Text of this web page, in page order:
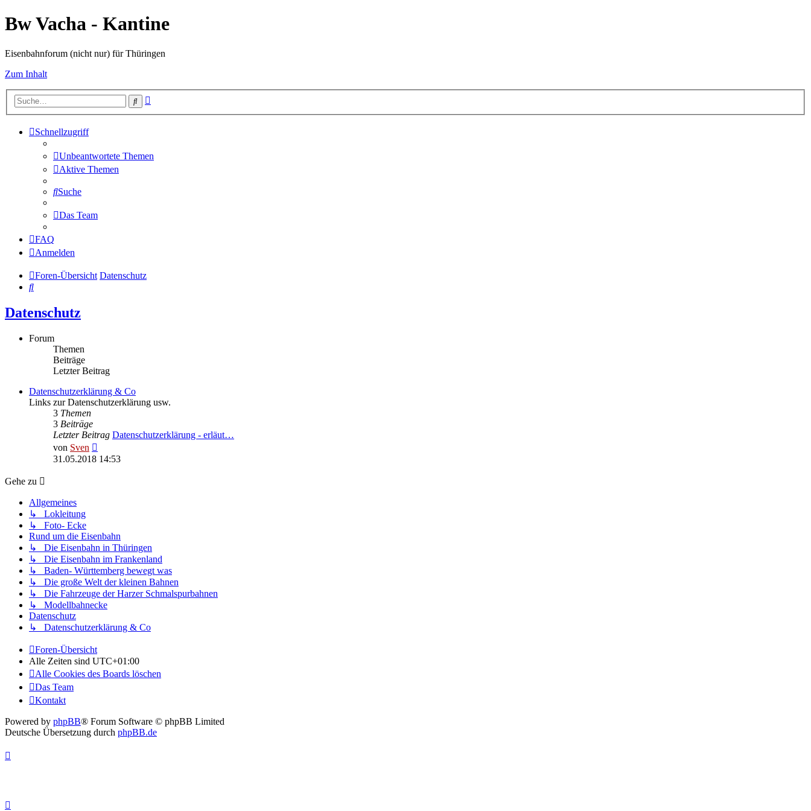
Bw Vacha - Kantine
Eisenbahnforum (nicht nur) für Thüringen
Zum Inhalt
Suche
Schnellzugriff
Unbeantwortete Themen
Aktive Themen
Suche
Das Team
FAQ
Anmelden
Foren-Übersicht Datenschutz
Suche
Datenschutz
Forum
Themen
Beiträge
Letzter Beitrag
Datenschutzerklärung & Co
Links zur Datenschutzerklärung usw.
3 Themen
3 Beiträge
Letzter Beitrag Datenschutzerklärung - erläut…
von Sven
Beitrag
31.05.2018 14:53
Gehe zu
Allgemeines
↳ Lokleitung
↳ Foto- Ecke
Rund um die Eisenbahn
↳ Die Eisenbahn in Thüringen
↳ Die Eisenbahn im Frankenland
↳ Baden- Württemberg bewegt was
↳ Die große Welt der kleinen Bahnen
↳ Die Fahrzeuge der Harzer Schmalspurbahnen
↳ Modellbahnecke
Datenschutz
↳ Datenschutzerklärung & Co
Foren-Übersicht
Alle Zeiten sind UTC+01:00
Alle Cookies des Boards löschen
Das Team
Kontakt
Powered by phpBB® Forum Software © phpBB Limited
Deutsche Übersetzung durch phpBB.de